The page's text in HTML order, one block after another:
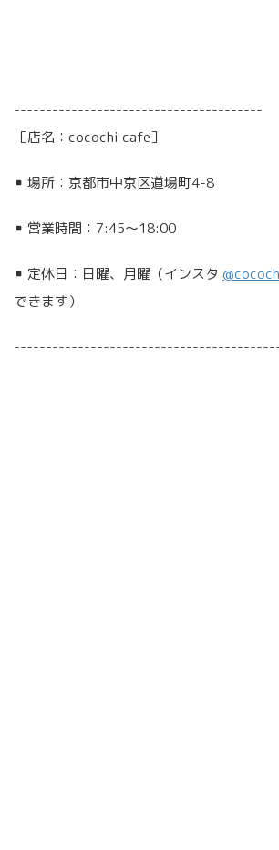
---------------------------------------
［店名：cocochi cafe］
▪︎ 場所：京都市中京区道場町4-8
▪︎ 営業時間：7:45〜18:00
▪︎ 定休日：日曜、月曜（インスタ
できます）